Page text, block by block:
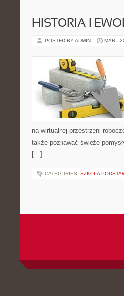
HISTORIA I
POSTED BY ADMIN MAR -
na wirtualnej przestrzeni
także poznawać świeże
[…]
CATEGORIES: SZKOŁA